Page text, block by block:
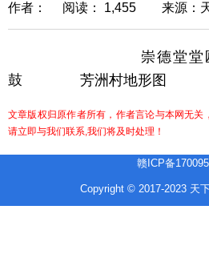
作者： 阅读： 1,455 来源：
崇德堂堂
鼓
芳洲村地形图
文章版权归原作者所有，作者言论与本网无关
请立即与我们联系,我们将及时处理！
赣ICP备
Copyright © 2017-2023 天